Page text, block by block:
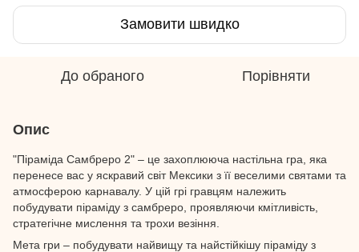
Замовити швидко
До обраного Порівняти
Опис
"Піраміда Самбреро 2" – це захоплююча настільна гра, яка
перенесе вас у яскравий світ Мексики з її веселими святами та
атмосферою карнавалу. У цій грі гравцям належить
побудувати піраміду з самбреро, проявляючи кмітливість,
стратегічне мислення та трохи везіння.
Мета гри – побудувати найвищу та найстійкішу піраміду з